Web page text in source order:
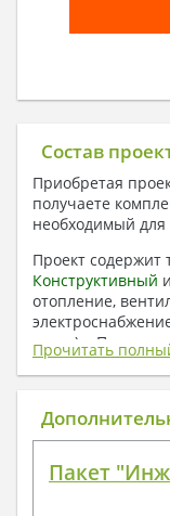
Состав
Приобретая
получаете
необходимый для
Проект содержит
Конструктивный и
отопление,
плату) +
1.
Общие
Прочитать
Пакет